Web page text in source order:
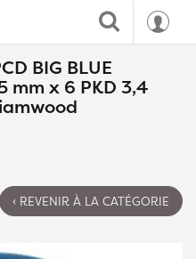
BIG BLUE
mm x 6 PKD 3,4
‹ REVENIR À LA CATÉGORIE